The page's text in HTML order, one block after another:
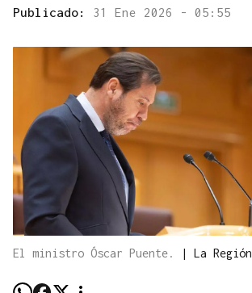
Publicado: 31 Ene 2026 - 05:55
El ministro Óscar Puente. | La Región